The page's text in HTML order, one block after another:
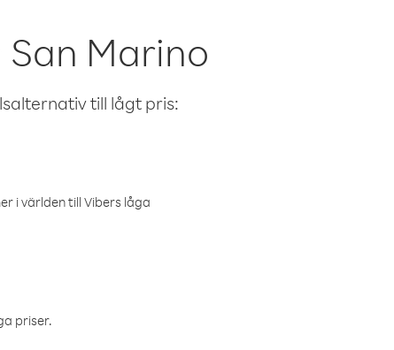
Marino
till lågt pris:
i världen till Vibers låga
priser.